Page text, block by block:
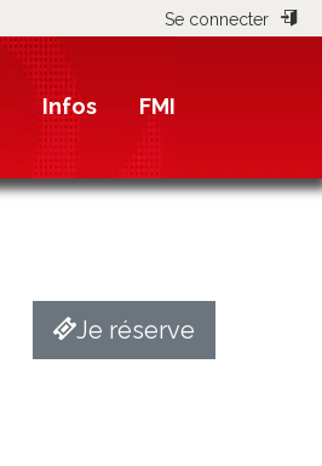
Se connecter
Infos FMI
Je réserve